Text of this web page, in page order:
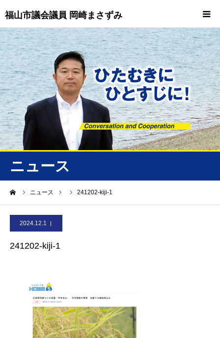
福山市議会議員 岡崎まさずみ
ニュース
ニュース 241202-kiji-1
2024.12.1
241202-kiji-1
HOME
重要情報
プロフィール
ニュース/トピックス
ニュース